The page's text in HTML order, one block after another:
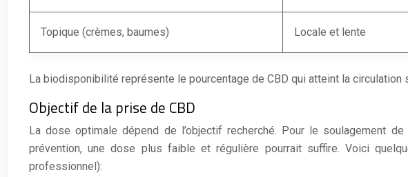
Topique (crèmes, baumes) Locale et lente
La biodisponibilité représente le pourcentage de CBD qui atteint la
Objectif de la prise de CBD
La dose optimale dépend de l’objectif recherché. Pour le soulagement
prévention, une dose plus faible et régulière pourrait suffire. Voici
professionnel):